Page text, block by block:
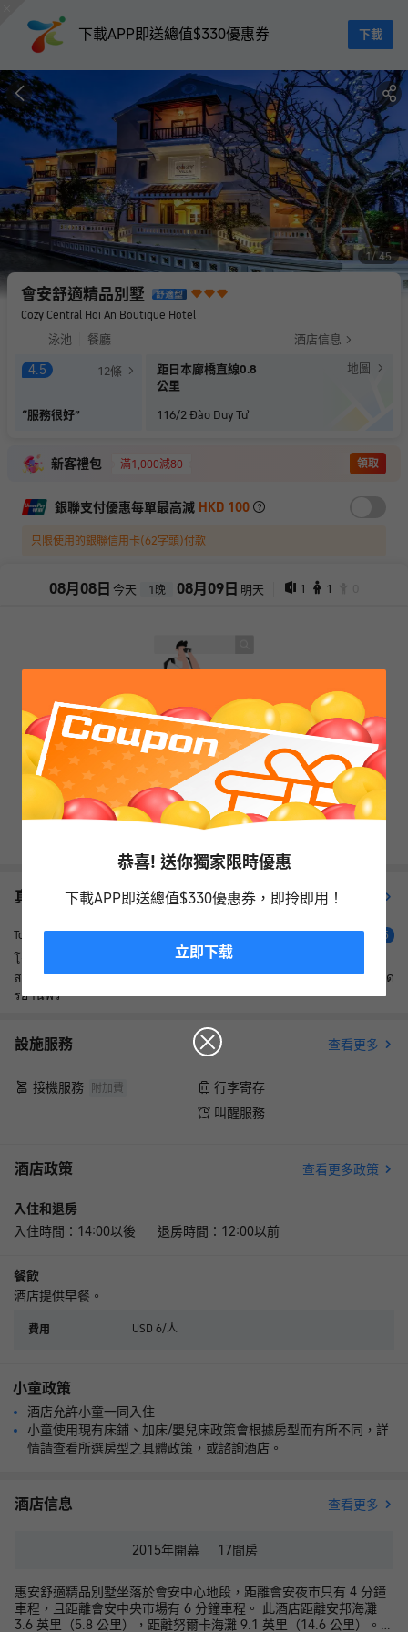
下載APP即送總值$330優惠券 下載
恭喜! 送你獨家限時優惠
下載APP即送總值$330優惠券，即拎即用！
立即下载
1 45
會安舒適精品別墅
Cozy Central Hoi An Boutique Hotel
泳池 餐廳 酒店信息
4.5 12條
“服務很好”
距日本廊橋直線0.8
公里
地圖
116/2 Đào Duy Từ
新客禮包 滿1,000減80 領取
銀聯支付優惠每單最高減 HKD 100
只限使用的銀聯信用卡(62字頭)付款
08月 08 日 今天 1 晚 08月 09 日 明天 1 1
抱歉，閣下所選擇的產品已售罄
查看其它日期
真實住客評價（12） 查看更多評價
Toomi 超棒 5
โรงแรมมาตราฐานดีมาก อุปกรณ์ครบเครื่อง พนักงานบริการ5ดาว
สะอาดสะอ้าน อาหารเช้าหลากหลาย ราคาดีไม่แพงเกินไป มีบริการจัด
รยานฟรี
設施服務 查看更多
接機服務 附加費
行李寄存
叫醒服務
酒店政策 查看更多政策
入住和退房
入住時間：14:00以後 退房時間：12:00以前
餐飲
酒店提供早餐。
費用 USD 6/人
小童政策
酒店允許小童一同入住
小童使用現有床鋪、加床/嬰兒床政策會根據房型而有所不同，詳
情請查看所選房型之具體政策，或諮詢酒店。
酒店信息 查看更多
2015年開幕 17間房
惠安舒適精品別墅坐落於會安中心地段，距離會安夜市只有 4 分鐘
車程，且距離會安中央市場有 6 分鐘車程。 此酒店距離安邦海灘
3.6 英里（5.8 公里），距離努爾卡海灘 9.1 英里（14.6 公里）。